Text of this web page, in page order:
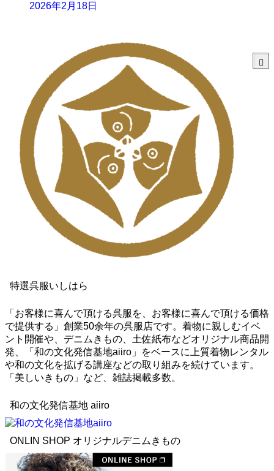
2026年2月18日
特選呉服いしはら
「お客様に喜んで頂ける呉服を、お客様に喜んで頂ける価格
で提供する」創業50余年の呉服店です。着物に親しむイベ
ント開催や、デニムきもの、土佐紙布などオリジナル商品開
発、「和の文化発信基地aiiro」をベースに上質着物レンタル
や和の文化を拡げる講座などの取り組みを続けています。
「美しいきもの」など、雑誌掲載多数。
和の文化発信基地 aiiro
ONLIN SHOP オリジナルデニムきもの